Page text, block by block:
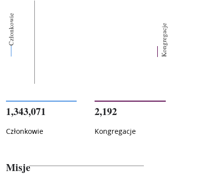
Członkowie Kongregacje
1,343,071
Członkowie
2,192
Kongregacje
Misje